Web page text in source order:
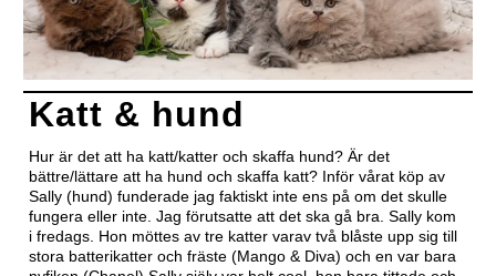
Katt & hund
Hur är det att ha katt/katter och skaffa hund? Är det
bättre/lättare att ha hund och skaffa katt? Inför vårat köp av
Sally (hund) funderade jag faktiskt inte ens på om det skulle
fungera eller inte. Jag förutsatte att det ska gå bra. Sally kom
i fredags. Hon möttes av tre katter varav två blåste upp sig till
stora batterikatter och fräste (Mango & Diva) och en var bara